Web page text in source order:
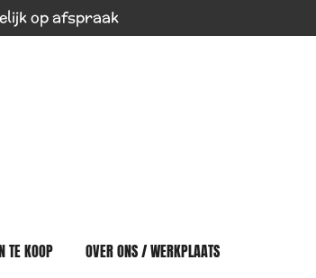
op afspraak
TE KOOP
OVER ONS / WERKPLAATS